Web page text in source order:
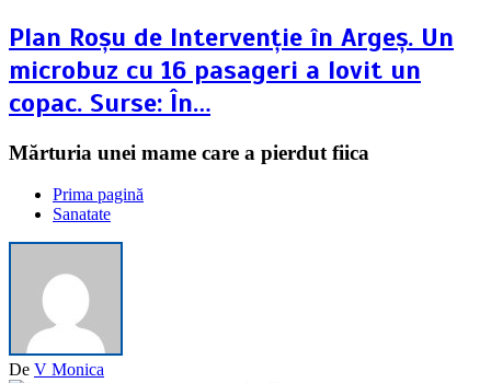
Plan Roșu de Intervenție în Argeș. Un
microbuz cu 16 pasageri a lovit un
copac. Surse: În…
Mărturia unei mame care a pierdut fiica
Prima pagină
Sanatate
De V Monica